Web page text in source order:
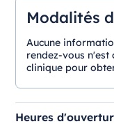
Modalités
Aucune
rendez-vous
clinique pour
Heures